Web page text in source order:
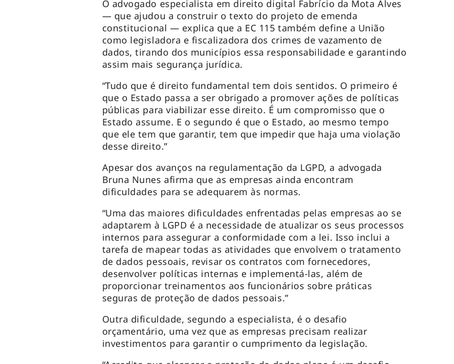
O advogado especialista em direito digital Fabrício da Mota Alves
— que ajudou a construir o texto do projeto de emenda
constitucional — explica que a EC 115 também define a União
como legisladora e fiscalizadora dos crimes de vazamento de
dados, tirando dos municípios essa responsabilidade e garantindo
assim mais segurança jurídica.
“Tudo que é direito fundamental tem dois sentidos. O primeiro é
que o Estado passa a ser obrigado a promover ações de políticas
públicas para viabilizar esse direito. É um compromisso que o
Estado assume. E o segundo é que o Estado, ao mesmo tempo
que ele tem que garantir, tem que impedir que haja uma violação
desse direito.”
Apesar dos avanços na regulamentação da LGPD, a advogada
Bruna Nunes afirma que as empresas ainda encontram
dificuldades para se adequarem às normas.
“Uma das maiores dificuldades enfrentadas pelas empresas ao se
adaptarem à LGPD é a necessidade de atualizar os seus processos
internos para assegurar a conformidade com a lei. Isso inclui a
tarefa de mapear todas as atividades que envolvem o tratamento
de dados pessoais, revisar os contratos com fornecedores,
desenvolver políticas internas e implementá-las, além de
proporcionar treinamentos aos funcionários sobre práticas
seguras de proteção de dados pessoais.”
Outra dificuldade, segundo a especialista, é o desafio
orçamentário, uma vez que as empresas precisam realizar
investimentos para garantir o cumprimento da legislação.